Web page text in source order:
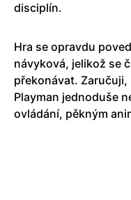
disciplín.
Hra se opravdu
návyková, jelikož se
překonávat.
Playman jednoduše
ovládání, pěkným